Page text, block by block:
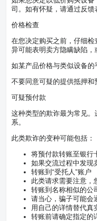
司。如有怀疑，请通过反馈
价格检查
在您决定购买之前，仔细
异可能表明卖方隐瞒缺陷，
如某产品价格与类似设备的
不要同意可疑的提供抵押和
可疑预付款
这种类型的欺诈最为常见
系。
此类欺诈的变种可能包括：
将预付款转账至银行
如果交流过程中发现
转账到“受托人”账户
此类请求需要注意，
转账到名称相似的公
请当心，骗子可能会
用自己的详情替代真
转账前请确定指定的